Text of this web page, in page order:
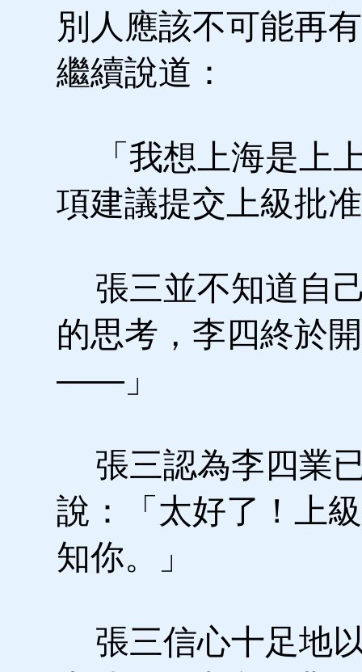
別人應該不可能再
繼續說道：
「我想上海是上
項建議提交上級批
張三並不知道自
的思考，李四終於
——」
張三認為李四業
說：「太好了！上
知你。」
張三信心十足地